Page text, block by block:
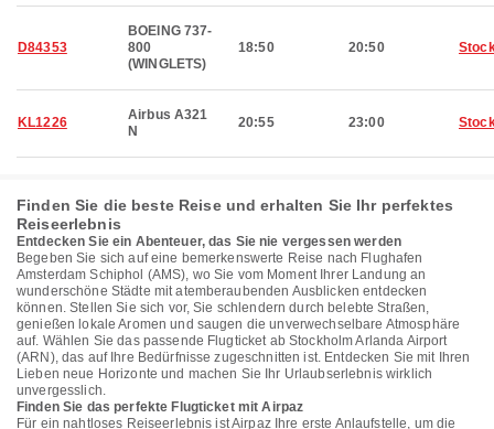
D84353
BOEING 737-
800
(WINGLETS)
18:50 20:50
KL1226
Airbus A321
N
20:55 23:00
Finden Sie die beste Reise und erhalten Sie Ihr perfektes
Reiseerlebnis
Entdecken Sie ein Abenteuer, das Sie nie vergessen werden
Begeben Sie sich auf eine bemerkenswerte Reise nach Flughafen
Amsterdam Schiphol (AMS), wo Sie vom Moment Ihrer Landung an
wunderschöne Städte mit atemberaubenden Ausblicken entdecken
können. Stellen Sie sich vor, Sie schlendern durch belebte Straßen,
genießen lokale Aromen und saugen die unverwechselbare Atmosphäre
auf. Wählen Sie das passende Flugticket ab Stockholm Arlanda Airport
(ARN), das auf Ihre Bedürfnisse zugeschnitten ist. Entdecken Sie mit Ihren
Lieben neue Horizonte und machen Sie Ihr Urlaubserlebnis wirklich
unvergesslich.
Finden Sie das perfekte Flugticket mit Airpaz
Für ein nahtloses Reiseerlebnis ist Airpaz Ihre erste Anlaufstelle, um die